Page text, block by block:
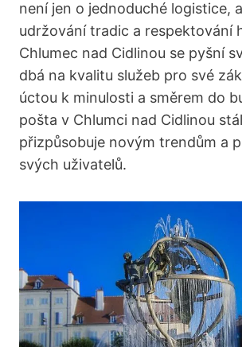
není jen o jednoduché logistice,
udržování tradic a respektování
Chlumec nad Cidlinou se pyšní
dbá na kvalitu služeb pro své
úctou k minulosti a směrem do
pošta v Chlumci nad Cidlinou
přizpůsobuje novým trendům a
svých uživatelů.